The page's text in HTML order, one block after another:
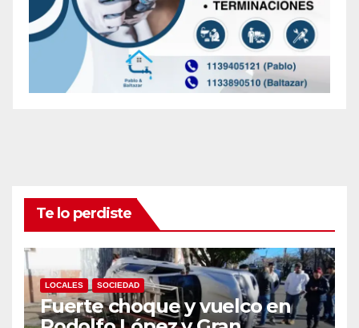
Te lo perdiste
LOCALES SOCIEDAD
Fuerte choque y vuelco en